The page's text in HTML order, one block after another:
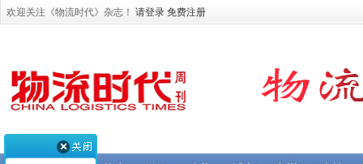
欢迎关注《物流时代》杂志！ 请登录 免费注册